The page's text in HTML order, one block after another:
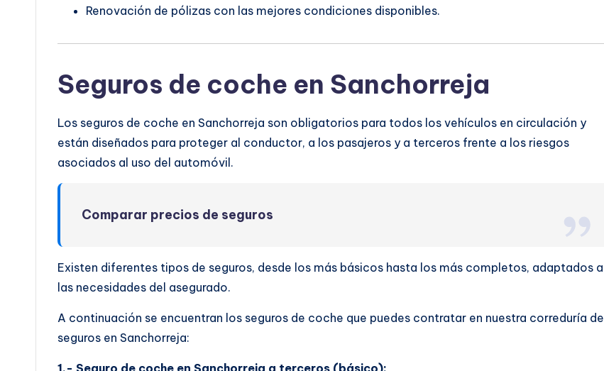
Renovación de pólizas con las mejores condiciones disponibles.
Seguros de coche en Sanchorreja
Los seguros de coche en Sanchorreja son obligatorios para todos los vehículos en circulación y
están diseñados para proteger al conductor, a los pasajeros y a terceros frente a los riesgos
asociados al uso del automóvil.
Comparar precios de seguros
Existen diferentes tipos de seguros, desde los más básicos hasta los más completos, adaptados a
las necesidades del asegurado.
A continuación se encuentran los seguros de coche que puedes contratar en nuestra correduría de
seguros en Sanchorreja: